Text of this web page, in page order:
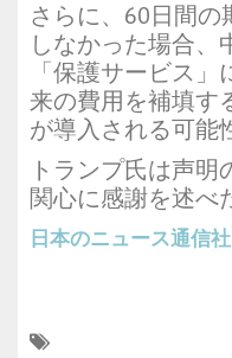
さらに、60日間
しなかった場合、
「保護サービス
来の費用を補填す
が導入される可能
トランプ氏は声
関心に感謝を述べ
日本のニュース通信社